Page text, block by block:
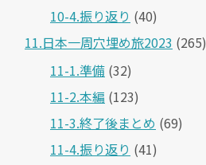
10-4.振り返り (40)
11.日本一周穴埋め旅2023 (265)
11-1.準備 (32)
11-2.本編 (123)
11-3.終了後まとめ (69)
11-4.振り返り (41)